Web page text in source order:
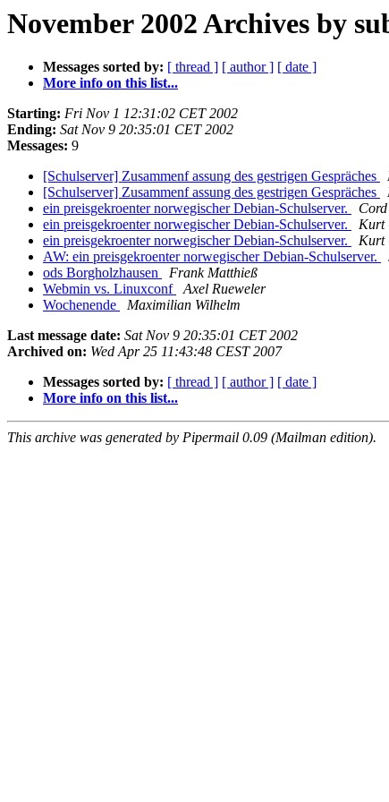
November 2002 Archives by
Messages sorted by: [ thread ] [ author ] [ date ]
More info on this list...
Starting: Fri Nov 1 12:31:02 CET 2002
Ending: Sat Nov 9 20:35:01 CET 2002
Messages: 9
[Schulserver] Zusammenf assung des gestrigen Gespräches
[Schulserver] Zusammenf assung des gestrigen Gespräches
ein preisgekroenter norwegischer Debian-Schulserver.
ein preisgekroenter norwegischer Debian-Schulserver.
Kurt
ein preisgekroenter norwegischer Debian-Schulserver.
Kurt
AW: ein preisgekroenter norwegischer Debian-Schulserver.
ods Borgholzhausen
Frank Matthieß
Webmin vs. Linuxconf
Axel Rueweler
Wochenende
Maximilian Wilhelm
Last message date: Sat Nov 9 20:35:01 CET 2002
Archived on: Wed Apr 25 11:43:48 CEST 2007
Messages sorted by: [ thread ] [ author ] [ date ]
More info on this list...
This archive was generated by Pipermail 0.09 (Mailman edition).